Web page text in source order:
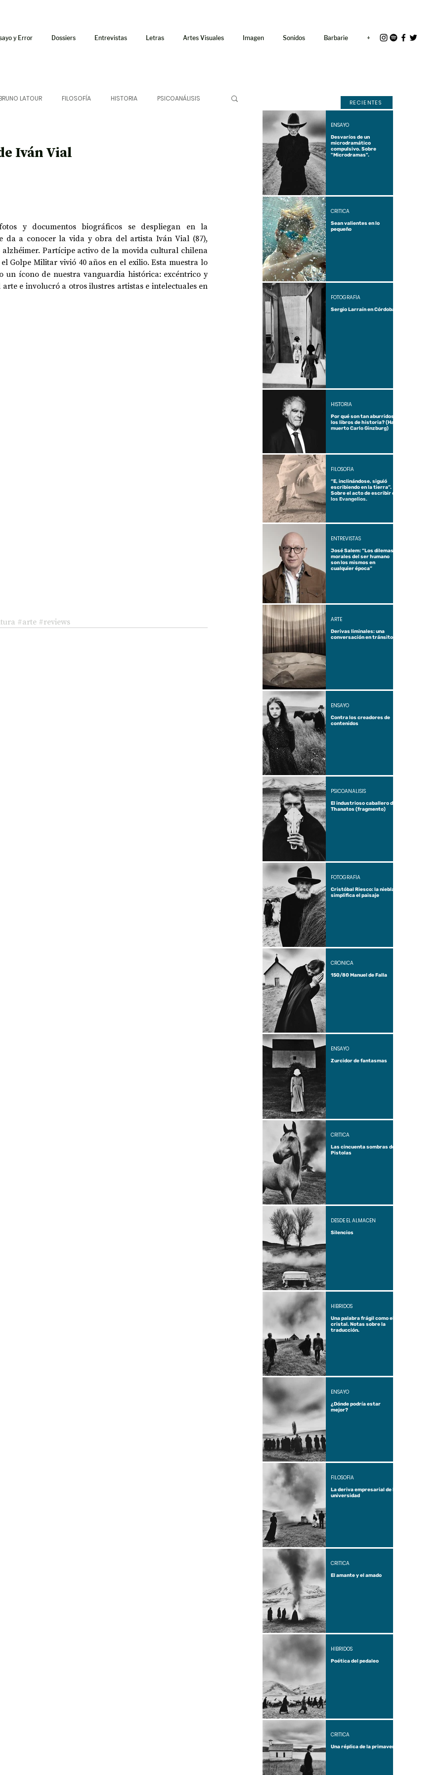
y Error Dossiers Entrevistas Letras Artes Visuales Imagen Sonidos Barbarie +
LATOUR FILOSOFÍA HISTORIA PSICOANÁLISIS
OPINIÓN
Iván Vial
y documentos biográficos se despliegan en la
da a conocer la vida y obra del artista Iván Vial (87),
Partícipe activo de la movida cultural chilena
Golpe Militar vivió 40 años en el exilio. Esta muestra lo
un ícono de nuestra vanguardia histórica: excéntrico y
e involucró a otros ilustres artistas e intelectuales en
#arte #reviews
RECIENTES
Desvaríos de un
microdramático
compulsivo. Sobre
"Microdramas".
ENSAYO
Sean valientes en lo
pequeño
CRÍTICA
Sergio Larraín en Córdoba
FOTOGRAFÍA
Por qué son tan aburridos
los libros de historia? (Ha
muerto Carlo Ginzburg)
HISTORIA
“E, inclinándose, siguió
escribiendo en la tierra”.
Sobre el acto de escribir en
los Evangelios.
FILOSOFÍA
José Salem: “Los dilemas
morales del ser humano
son los mismos en
cualquier época”
ENTREVISTAS
Derivas liminales: una
conversación en tránsito
ARTE
Contra los creadores de
contenidos
ENSAYO
El industrioso caballero de
Thanatos (fragmento)
PSICOANÁLISIS
Cristóbal Riesco: la niebla
simplifica el paisaje
FOTOGRAFÍA
150/80 Manuel de Falla
CRÓNICA
Zurcidor de fantasmas
ENSAYO
Las cincuenta sombras de
Pistolas
CRÍTICA
Silencios
DESDE EL ALMACÉN
Una palabra frágil como el
cristal. Notas sobre la
traducción.
HÍBRIDOS
¿Dónde podría estar
mejor?
ENSAYO
La deriva empresarial de la
universidad
FILOSOFÍA
El amante y el amado
CRÍTICA
Poética del pedaleo
HÍBRIDOS
Una réplica de la primavera
CRÍTICA